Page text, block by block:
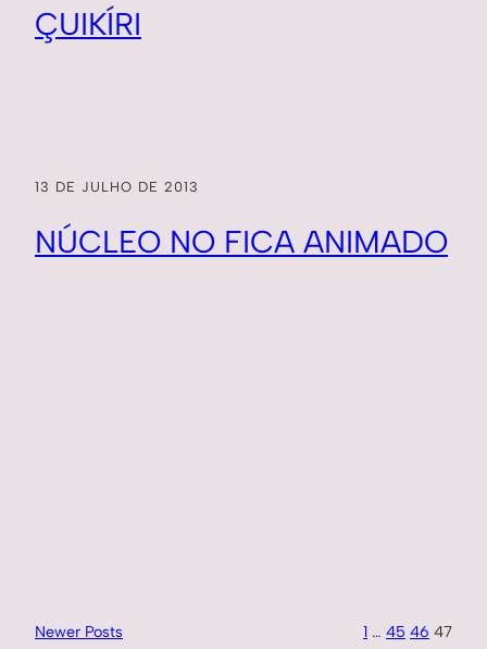
ÇUIKÍRI
13 DE JULHO DE 2013
NÚCLEO NO FICA ANIMADO
Newer Posts 1 … 45 46 47